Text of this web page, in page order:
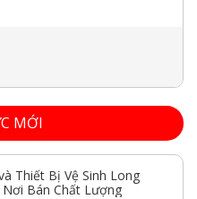
MỚI
Thiết Bị Vệ Sinh Long
Bán Chất Lượng